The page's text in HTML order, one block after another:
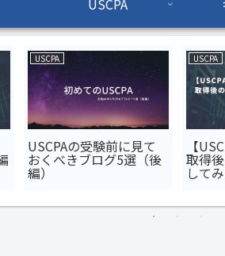
USCPA
USCPA
USCPAの受験前に見て
おくべきブログ5選（後
編）
USCPA
【
取得
して